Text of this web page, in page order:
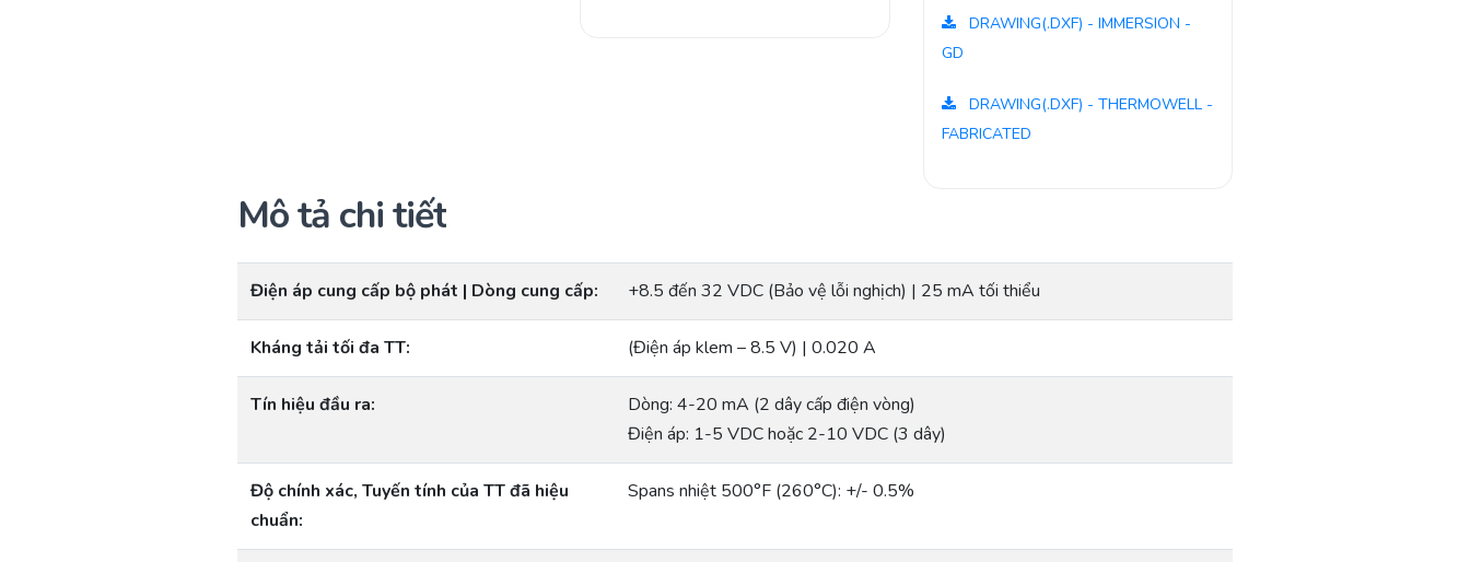
DRAWING(.DXF) - IMMERSION -
GD
DRAWING(.DXF) - THERMOWELL -
FABRICATED
Mô tả chi tiết
Điện áp cung cấp bộ phát | Dòng cung cấp: +8.5 đến 32 VDC (Bảo vệ lỗi nghịch) | 25 mA tối thiểu
Kháng tải tối đa TT: (Điện áp klem – 8.5 V) | 0.020 A
Tín hiệu đầu ra:
Dòng: 4-20 mA (2 dây cấp điện vòng)
Điện áp: 1-5 VDC hoặc 2-10 VDC (3 dây)
Độ chính xác, Tuyến tính của TT đã hiệu
chuẩn:
Spans nhiệt 500°F (260°C): +/- 0.5%